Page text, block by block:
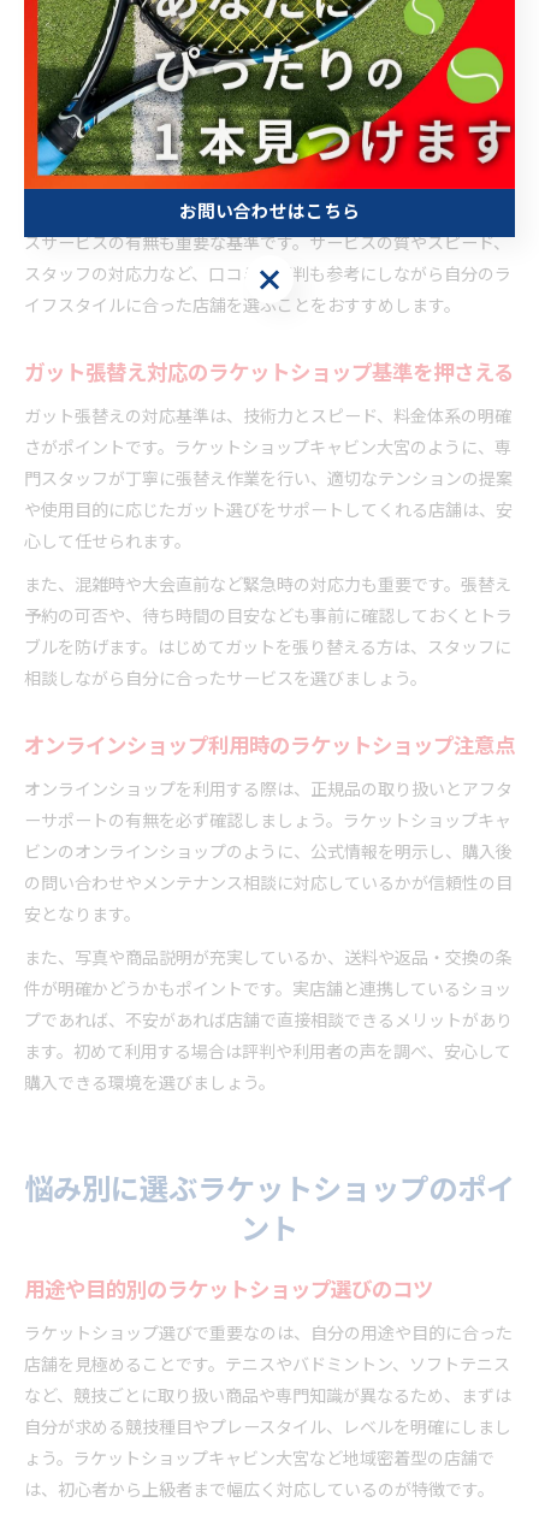
ラケットショップを選ぶ際には、営業時間やサービス基準の比較
が欠かせません。大宮や緑区のラケットショップキャビンでは、
土日祝日も営業しているケースが多く、仕事や学校帰りにも立ち
寄りやすい点が利用者に支持されています。営業時間は公式サイ
トや店舗案内で必ず確認しましょう。
また、ガット張替えの即日対応や、ラケットの修理・メンテナン
スサービスの有無も重要な基準です。サービスの質やスピード、
スタッフの対応力など、口コミや評判も参考にしながら自分のラ
イフスタイルに合った店舗を選ぶことをおすすめします。
ガット張替え対応のラケットショップ基準を押さえる
ガット張替えの対応基準は、技術力とスピード、料金体系の明確
さがポイントです。ラケットショップキャビン大宮のように、専
門スタッフが丁寧に張替え作業を行い、適切なテンションの提案
や使用目的に応じたガット選びをサポートしてくれる店舗は、安
心して任せられます。
また、混雑時や大会直前など緊急時の対応力も重要です。張替え
予約の可否や、待ち時間の目安なども事前に確認しておくとトラ
ブルを防げます。はじめてガットを張り替える方は、スタッフに
相談しながら自分に合ったサービスを選びましょう。
オンラインショップ利用時のラケットショップ注意点
オンラインショップを利用する際は、正規品の取り扱いとアフタ
ーサポートの有無を必ず確認しましょう。ラケットショップキャ
ビンのオンラインショップのように、公式情報を明示し、購入後
の問い合わせやメンテナンス相談に対応しているかが信頼性の目
安となります。
また、写真や商品説明が充実しているか、送料や返品・交換の条
件が明確かどうかもポイントです。実店舗と連携しているショッ
プであれば、不安があれば店舗で直接相談できるメリットがあり
ます。初めて利用する場合は評判や利用者の声を調べ、安心して
購入できる環境を選びましょう。
悩み別に選ぶラケットショップのポイ
ント
用途や目的別のラケットショップ選びのコツ
ラケットショップ選びで重要なのは、自分の用途や目的に合った
店舗を見極めることです。テニスやバドミントン、ソフトテニス
など、競技ごとに取り扱い商品や専門知識が異なるため、まずは
自分が求める競技種目やプレースタイル、レベルを明確にしまし
ょう。ラケットショップキャビン大宮など地域密着型の店舗で
は、初心者から上級者まで幅広く対応しているのが特徴です。
お問い合わせはこちら
お問い合わせはこちら